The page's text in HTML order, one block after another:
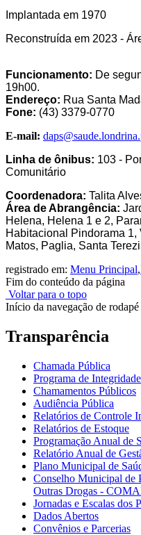
Implantada em 1970
Reconstruída em 2023 -
Funcionamento: De
19h00.
Endereço: Rua Santa
Fone: (43) 3379-0770
E-mail:
Linha de ônibus: 103 -
Comunitário
Coordenadora: Talita
Área de Abrangência:
Helena, Helena 1 e 2,
Habitacional Pindorama
Matos, Paglia, Santa
registrado em: Menu Principal,
Fim do conteúdo da página
Voltar para o topo
Início da navegação de rodapé
Transparência
Chamada Pública
Programa de Integridade
Chamamentos Públicos
Audiência Pública
Relatórios de Controle
Relatórios de Estoque
Programação Anual de
Relatório Anual de
Plano Municipal de
Conselho Municipal de
Outras Drogas -
Jornadas e Escalas dos
Dados Abertos
Convênios e Parcerias